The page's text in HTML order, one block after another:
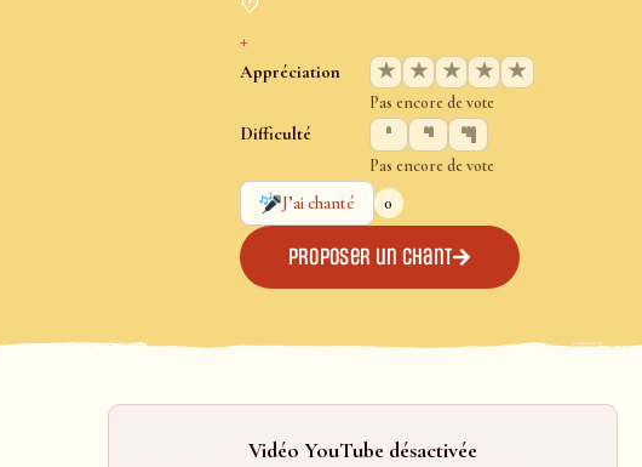
♡
+
Appréciation ★ ★ ★ ★ ★
Pas encore de vote
Difficulté
Pas encore de vote
J’ai chanté
0
Proposer un chant
Vidéo YouTube désactivée